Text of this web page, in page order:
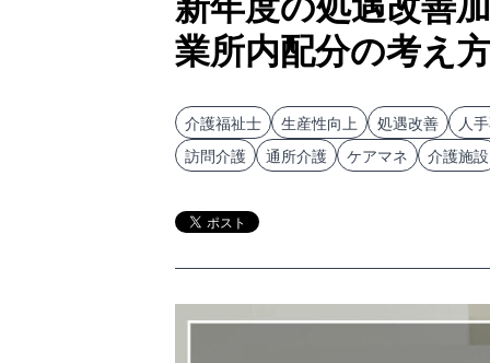
業所内配分の考え
介護福祉士 生産性向上 処遇改善
人
訪問介護
通所介護 ケアマネ 介護施設